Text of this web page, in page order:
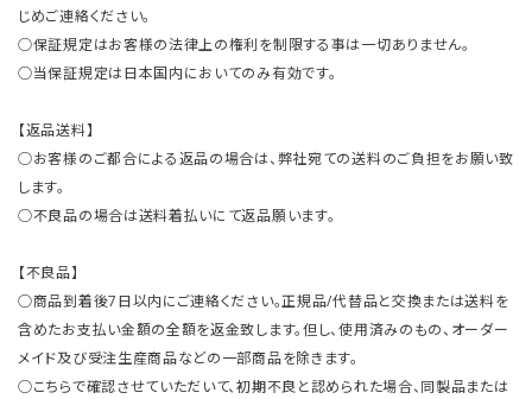
じめご連絡ください。
○保証規定はお客様の法律上の権利を制限する事は一切ありません。
○当保証規定は日本国内においてのみ有効です。
【返品送料】
○お客様のご都合による返品の場合は、弊社宛ての送料のご負担をお願い致
します。
○不良品の場合は送料着払いにて返品願います。
【不良品】
○商品到着後7日以内にご連絡ください。正規品/代替品と交換または送料を
含めたお支払い金額の全額を返金致します。但し、使用済みのもの、オーダー
メイド及び受注生産商品などの一部商品を除きます。
○こちらで確認させていただいて、初期不良と認められた場合、同製品または